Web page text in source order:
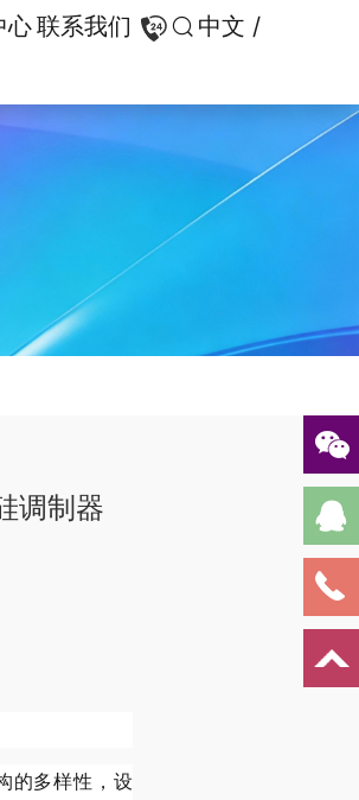
心联系我们
中文 /
调制器
的多样性，设